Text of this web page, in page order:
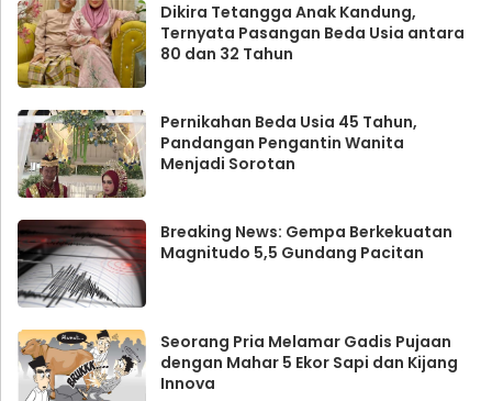
Dikira Tetangga Anak Kandung,
Ternyata Pasangan Beda Usia antara
80 dan 32 Tahun
Pernikahan Beda Usia 45 Tahun,
Pandangan Pengantin Wanita
Menjadi Sorotan
Breaking News: Gempa Berkekuatan
Magnitudo 5,5 Gundang Pacitan
Seorang Pria Melamar Gadis Pujaan
dengan Mahar 5 Ekor Sapi dan Kijang
Innova